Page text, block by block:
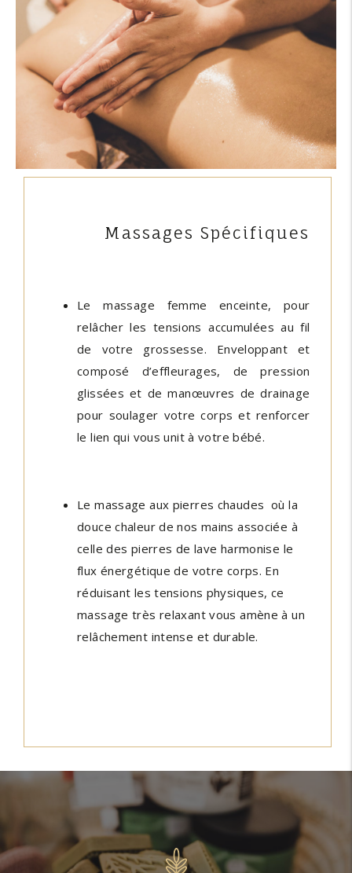
Massages Spécifiques
Le massage femme enceinte, pour
relâcher les tensions accumulées au fil
de votre grossesse. Enveloppant et
composé d’effleurages, de pression
glissées et de manœuvres de drainage
pour soulager votre corps et renforcer
le lien qui vous unit à votre bébé.
Le massage aux pierres chaudes où la
douce chaleur de nos mains associée à
celle des pierres de lave harmonise le
flux énergétique de votre corps. En
réduisant les tensions physiques, ce
massage très relaxant vous amène à un
relâchement intense et durable.